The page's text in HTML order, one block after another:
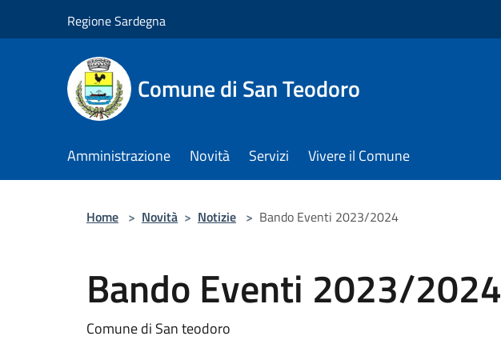
Regione Sardegna
Comune di San Teodoro
Amministrazione Novità Servizi Vivere il Comune
Home > Novità > Notizie > Bando Eventi 2023/2024
Bando Eventi 2023/2024
Comune di San teodoro